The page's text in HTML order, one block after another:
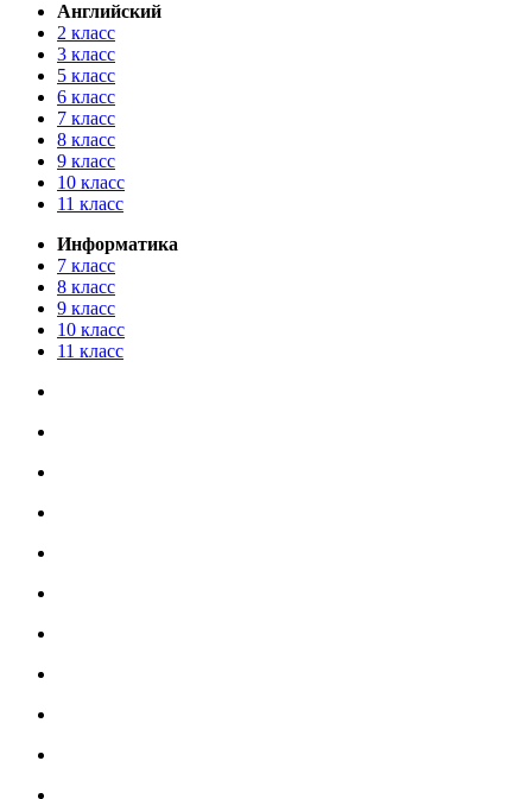
Английский
2 класс
3 класс
5 класс
6 класс
7 класс
8 класс
9 класс
10 класс
11 класс
Информатика
7 класс
8 класс
9 класс
10 класс
11 класс